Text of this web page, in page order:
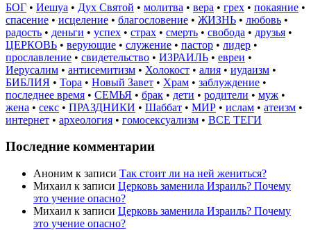
БОГ • Иешуа • Дух Святой • молитва • вера • грех • покаяние •
спасение • исцеление • благословение • ЖИЗНЬ • любовь •
радость • деньги • успех • страх • смерть • свобода • друзья •
ЦЕРКОВЬ • верующие • служение • пастор • лидер •
прославление • свидетельство • ИЗРАИЛЬ • евреи •
Иерусалим • антисемитизм • Холокост • алия • иудаизм •
БИБЛИЯ • Тора • Новый Завет • Храм • заблуждение •
последнее время • СЕМЬЯ • брак • дети • родители • муж •
жена • секс • ПРАЗДНИКИ • Шаббат • МИР • ислам • атеизм •
интернет • археология • гомосексуализм • ВСЕ ТЕГИ
Последние комментарии
Аноним к записи Так стоит ли на ней жениться?
Михаил к записи Церковь заменила Израиль? Почему
это учение опасно?
Михаил к записи Церковь заменила Израиль? Почему
это учение опасно?